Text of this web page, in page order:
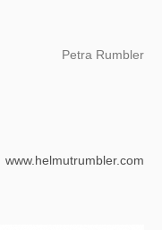
Petra Rumbler
www.helmutrumbler.com